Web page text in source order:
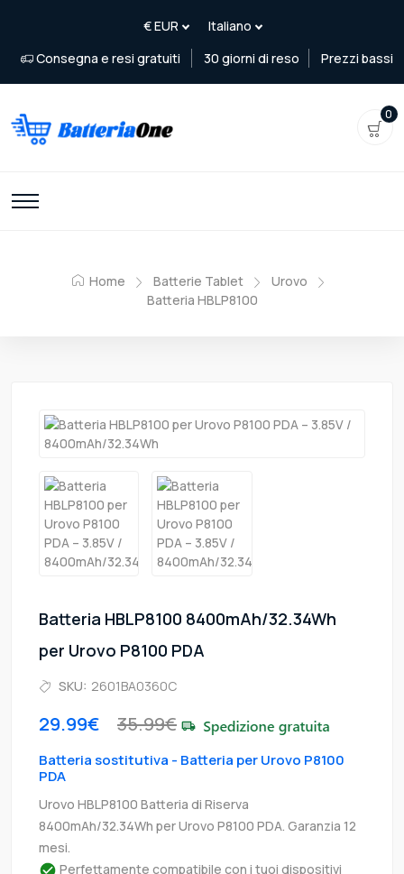
Consegna e resi gratuiti 30 giorni di reso Prezzi bassi
0
Home Batterie Tablet
Urovo
Batteria HBLP8100
Batteria HBLP8100 8400mAh/32.34Wh
per Urovo P8100 PDA
SKU: 2601BA0360C
29.99€ 35.99€
Batteria sostitutiva - Batteria per Urovo P8100
PDA
Urovo HBLP8100 Batteria di Riserva
8400mAh/32.34Wh per Urovo P8100 PDA. Garanzia 12
mesi.
Perfettamente compatibile con i tuoi dispositivi